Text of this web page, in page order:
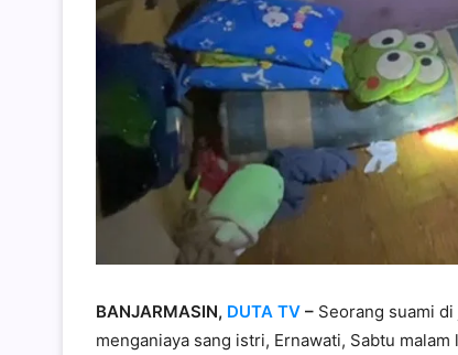
BANJARMASIN, DUTA TV – Seorang suami
menganiaya sang istri, Ernawati, Sabtu